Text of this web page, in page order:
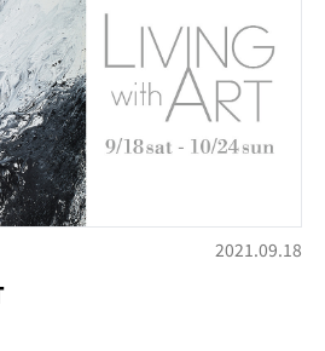
2021.09.18